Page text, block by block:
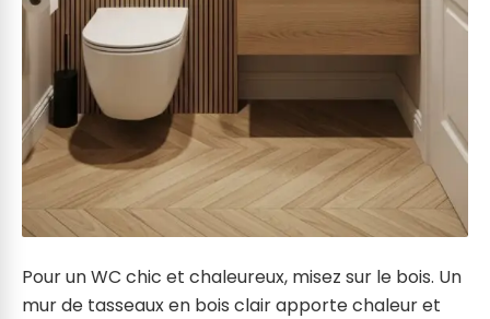
Pour un WC chic et chaleureux, misez sur le bois. Un
mur de tasseaux en bois clair apporte chaleur et